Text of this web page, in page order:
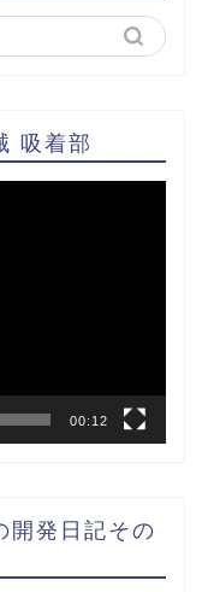
吸着部
00:12
開発日記その